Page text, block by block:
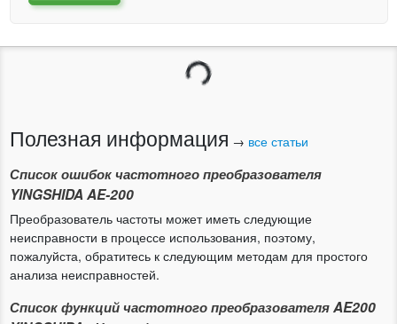
Загрузка...
Полезная информация → все статьи
Список ошибок частотного преобразователя
YINGSHIDA AE-200
Преобразователь частоты может иметь следующие
неисправности в процессе использования, поэтому,
пожалуйста, обратитесь к следующим методам для простого
анализа неисправностей.
Список функций частотного преобразователя AE200